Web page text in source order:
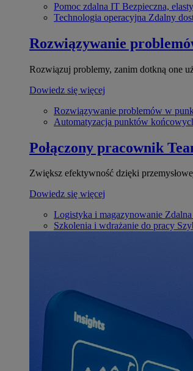
Pomoc zdalna IT Bezpieczna,
Technologia operacyjna Zdalny
Rozwiązywanie
Rozwiązuj problemy, zanim dotkną one
Dowiedz się więcej
Rozwiązywanie problemów w
Automatyzacja punktów
Połączony pracownik
Zwiększ efektywność dzięki
Dowiedz się więcej
Logistyka i magazynowanie Zdalna
Szkolenia i wdrażanie do pracy